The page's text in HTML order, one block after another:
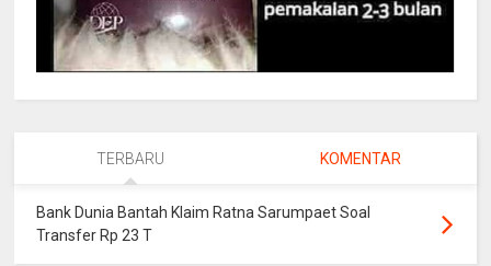
TERBARU KOMENTAR
Bank Dunia Bantah Klaim Ratna Sarumpaet Soal
Transfer Rp 23 T